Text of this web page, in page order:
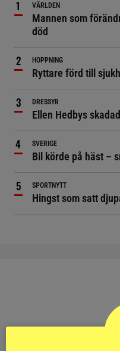
VÄRLDEN
Mannen som
död
HOPPNING
Ryttare förd till
DRESSYR
Ellen Hedbys
SVERIGE
Bil körde på häst –
SPORTNYTT
Hingst som satt